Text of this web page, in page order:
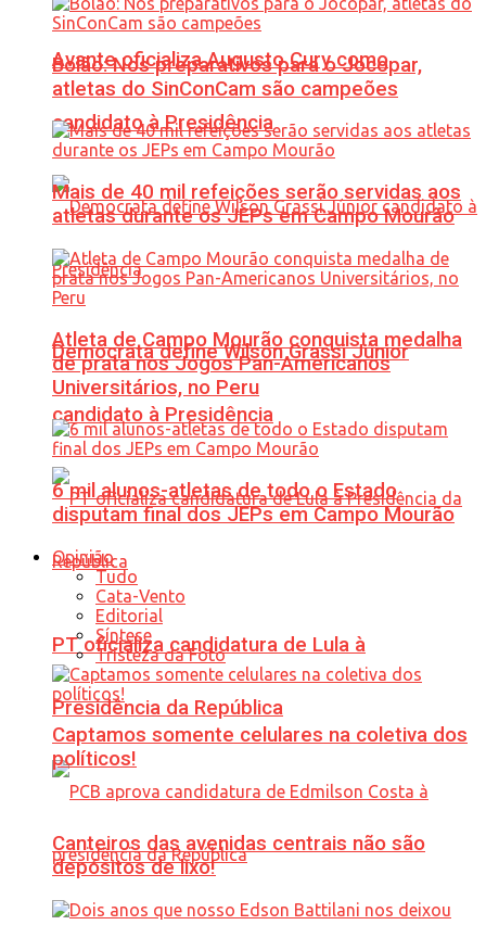
Avante oficializa Augusto Cury como
candidato à Presidência
Democrata define Wilson Grassi Júnior
candidato à Presidência
PT oficializa candidatura de Lula à
Presidência da República
Bolão: Nos preparativos para o Jocopar,
atletas do SinConCam são campeões
Mais de 40 mil refeições serão servidas aos
atletas durante os JEPs em Campo Mourão
Atleta de Campo Mourão conquista medalha
de prata nos Jogos Pan-Americanos
Universitários, no Peru
6 mil alunos-atletas de todo o Estado
disputam final dos JEPs em Campo Mourão
Opinião
Tudo
Cata-Vento
Editorial
Síntese
Tristeza da Foto
Captamos somente celulares na coletiva dos
políticos!
Canteiros das avenidas centrais não são
depósitos de lixo!